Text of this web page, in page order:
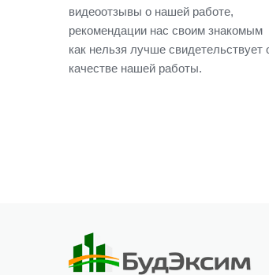
видеоотзывы о нашей работе,
рекомендации нас своим знакомым
как нельзя лучше свидетельствует
качестве нашей работы.